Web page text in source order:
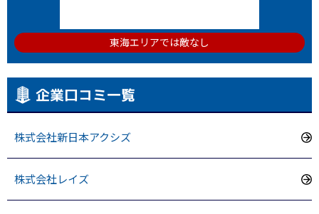
東海エリアでは敵なし
企業口コミ一覧
株式会社新日本アクシズ
株式会社レイズ